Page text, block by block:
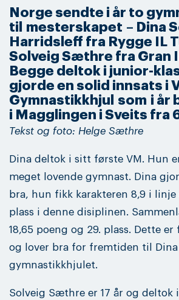
Norge sendte i år to
til mesterskapet – Dina
Harridsleff fra Rygge IL
Solveig Sæthre fra Gran
Begge deltok i junior-
gjorde en solid innsats i
Gymnastikkhjul som i år
i Magglingen i Sveits fra
Tekst og foto: Helge Sæthre
Dina deltok i sitt første VM. Hun
meget lovende gymnast. Dina
bra, hun fikk karakteren 8,9 i linje
plass i denne disiplinen.
18,65 poeng og 29. plass. Dette
og lover bra for fremtiden til
gymnastikkhjulet.
Solveig Sæthre er 17 år og deltok